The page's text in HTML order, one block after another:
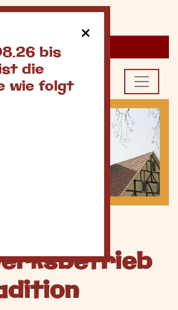
×
bis
die
wie folgt
– ein